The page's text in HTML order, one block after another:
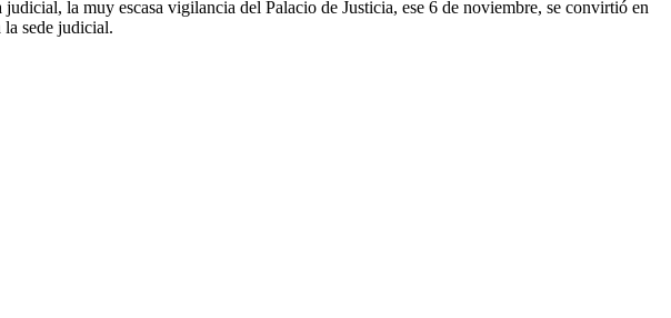
la muy escasa vigilancia del Palacio de Justicia, ese 6 de noviembre, se convirtió en
sede judicial.